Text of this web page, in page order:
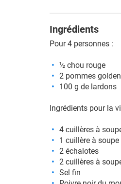
Ingrédients
Pour 4 personnes :
½ chou rouge
2 pommes golden
100 g de lardons
Ingrédients pour la
4 cuillères à
1 cuillère à
2 échalotes
2 cuillères à
Sel fin